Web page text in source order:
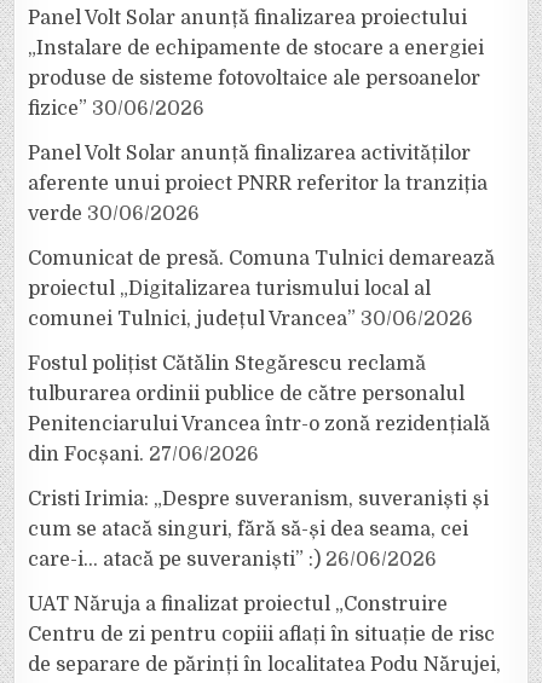
Panel Volt Solar anunță finalizarea proiectului
„Instalare de echipamente de stocare a energiei
produse de sisteme fotovoltaice ale persoanelor
fizice” 30/06/2026
Panel Volt Solar anunță finalizarea activităților
aferente unui proiect PNRR referitor la tranziția
verde 30/06/2026
Comunicat de presă. Comuna Tulnici demarează
proiectul „Digitalizarea turismului local al
comunei Tulnici, județul Vrancea” 30/06/2026
Fostul polițist Cătălin Stegărescu reclamă
tulburarea ordinii publice de către personalul
Penitenciarului Vrancea într-o zonă rezidențială
din Focșani. 27/06/2026
Cristi Irimia: „Despre suveranism, suveraniști și
cum se atacă singuri, fără să-și dea seama, cei
care-i… atacă pe suveraniști” :) 26/06/2026
UAT Năruja a finalizat proiectul „Construire
Centru de zi pentru copiii aflați în situație de risc
de separare de părinți în localitatea Podu Nărujei,